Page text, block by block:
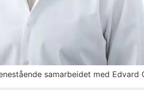
samarbeidet med Edvard